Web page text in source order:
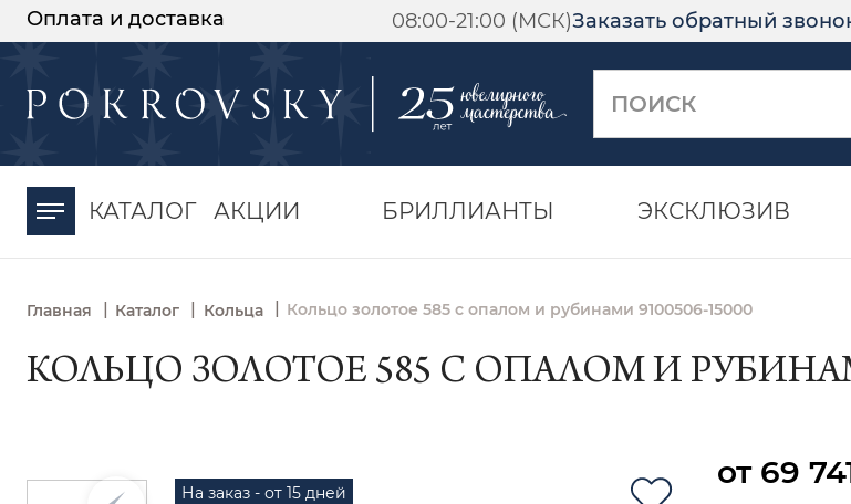
Оплата и доставка 08:00-21:00 (МСК)Заказать обратный
КАТАЛОГ АКЦИИ БРИЛЛИАНТЫ ЭКСКЛЮЗИВ
Главная | Каталог | Кольца Кольцо золотое 585 с опалом и рубинами 9100506-15000
КОЛЬЦО ЗОЛОТОЕ 585 С ОПАЛОМ И
На заказ - от 15 дней
от 69
-30%
момента оплаты